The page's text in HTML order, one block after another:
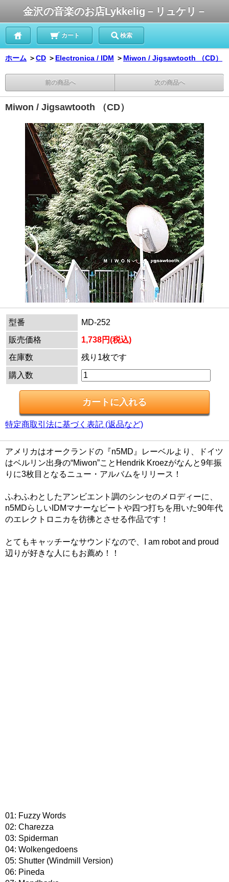
金沢の音楽のお店Lykkelig－リュケリ－
カート 検索
ホーム ＞CD ＞ Electronica / IDM ＞ Miwon / Jigsawtooth （CD）
前の商品へ 次の商品へ
Miwon / Jigsawtooth （CD）
型番
MD-252
販売価格
1,738円(税込)
在庫数
残り1枚です
購入数
特定商取引法に基づく表記 (返品など)
アメリカはオークランドの『n5MD』レーベルより、ドイツ
はベルリン出身の“Miwon”ことHendrik Kroezがなんと9年振
りに3枚目となるニュー・アルバムをリリース！
ふわふわとしたアンビエント調のシンセのメロディーに、
n5MDらしいIDMマナーなビートや四つ打ちを用いた90年代
のエレクトロニカを彷彿とさせる作品です！
とてもキャッチーなサウンドなので、I am robot and proud
辺りが好きな人にもお薦め！！
01: Fuzzy Words
02: Charezza
03: Spiderman
04: Wolkengedoens
05: Shutter (Windmill Version)
06: Pineda